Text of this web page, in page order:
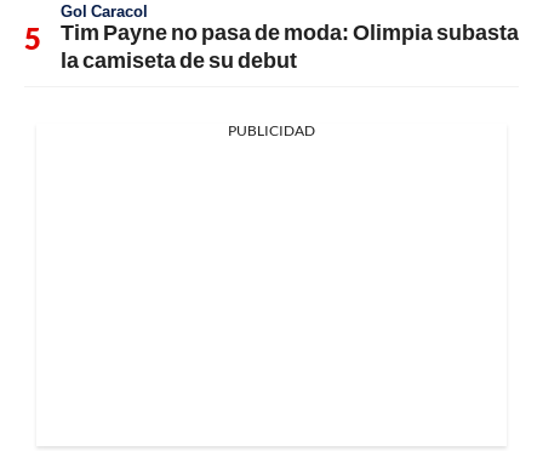
Gol Caracol
Tim Payne no pasa de moda: Olimpia subasta
la camiseta de su debut
PUBLICIDAD